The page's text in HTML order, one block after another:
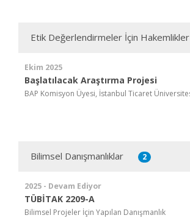
Etik Değerlendirmeler İçin Hakemlikler
Ekim 2025
Başlatılacak Araştırma Projesi
BAP Komisyon Üyesi, İstanbul Ticaret
Bilimsel Danışmanlıklar 2
2025 - Devam Ediyor
TÜBİTAK 2209-A
Bilimsel Projeler İçin Yapılan Danışmanlık